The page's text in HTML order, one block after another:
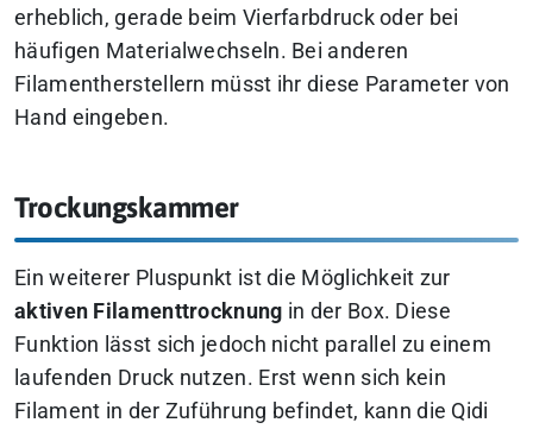
erheblich, gerade beim Vierfarbdruck oder bei
häufigen Materialwechseln. Bei anderen
Filamentherstellern müsst ihr diese Parameter von
Hand eingeben.
Trockungskammer
Ein weiterer Pluspunkt ist die Möglichkeit zur
aktiven Filamenttrocknung in der Box. Diese
Funktion lässt sich jedoch nicht parallel zu einem
laufenden Druck nutzen. Erst wenn sich kein
Filament in der Zuführung befindet, kann die Qidi